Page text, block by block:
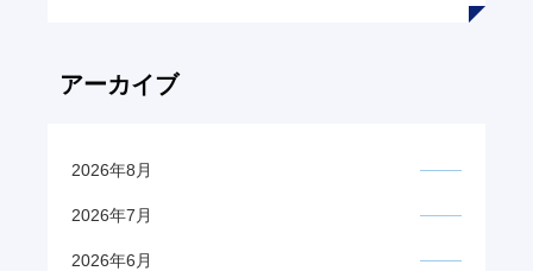
アーカイブ
2026年8月
2026年7月
2026年6月